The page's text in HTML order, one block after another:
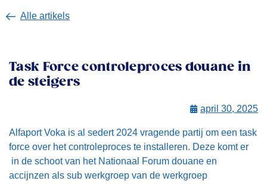
Alle artikels
Task Force controleproces douane in
de steigers
april 30, 2025
Alfaport Voka is al sedert 2024 vragende partij om een task
force over het controleproces te installeren. Deze komt er
in de schoot van het Nationaal Forum douane en
accijnzen als sub werkgroep van de werkgroep